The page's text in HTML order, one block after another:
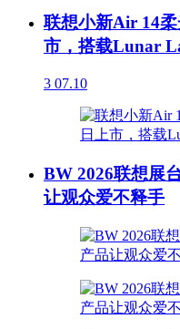
联想小新Air 14
市，搭载Lunar
3 07.10
BW 2026联想展
让观众爱不释手